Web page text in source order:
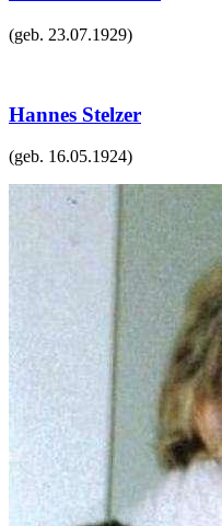
(geb. 23.07.1929)
Hannes Stelzer
(geb. 16.05.1924)